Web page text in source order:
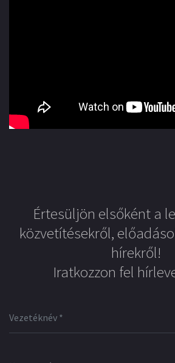
Értesüljön elsőként a
közvetítésekről,
hírekről!
Iratkozzon fel